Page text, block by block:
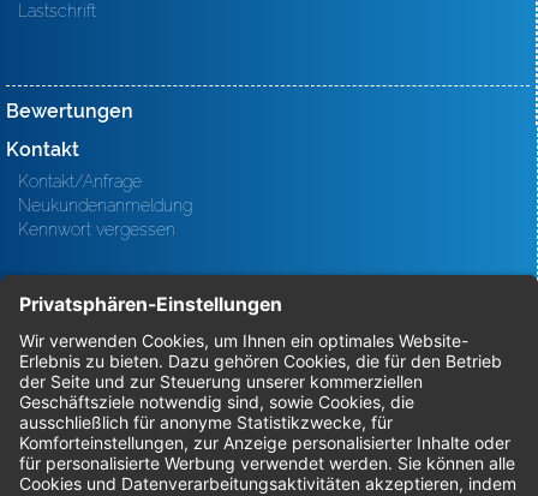
Lastschrift
Bewertungen
Kontakt
Kontakt/Anfrage
Neukundenanmeldung
Kennwort vergessen
Bestellungen
Sendung verfolgen